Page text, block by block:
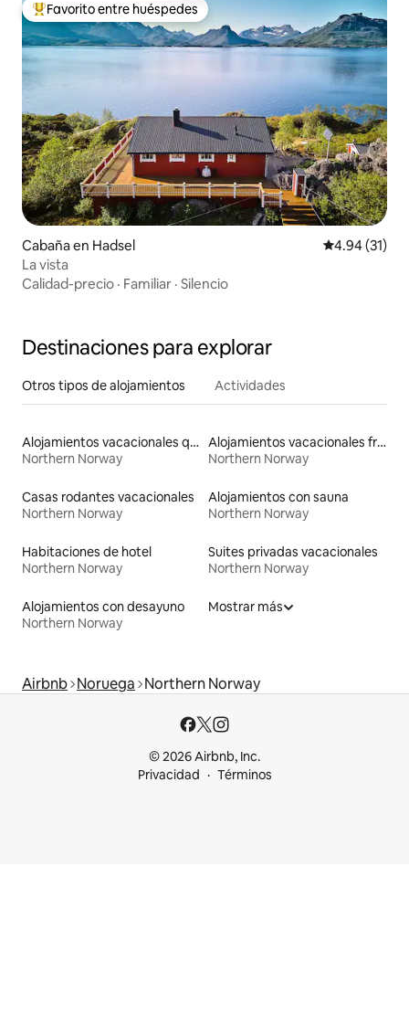
Favorito entre huéspedes preferido
Favorito entre huéspedes
Cabaña en Hadsel Calificación
4.94 (31)
La vista
Calidad-precio · Familiar · Silencio
Destinaciones para explorar
Otros tipos de alojamientos Actividades
Alojamientos vacacionales que admiten mascotas
Northern Norway
Alojamientos vacacionales frente a la playa
Northern Norway
Casas rodantes vacacionales
Northern Norway
Alojamientos con sauna
Northern Norway
Habitaciones de hotel
Northern Norway
Suites privadas vacacionales
Northern Norway
Alojamientos con desayuno
Northern Norway
Mostrar más
Airbnb Noruega Northern Norway
© 2026 Airbnb, Inc.
Privacidad
Términos